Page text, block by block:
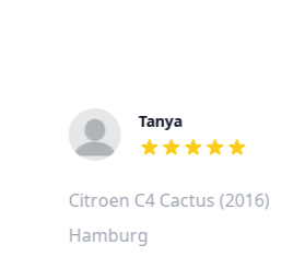
Tanya
out of 5 stars
Citroen C4 Cactus (2016)
Hamburg